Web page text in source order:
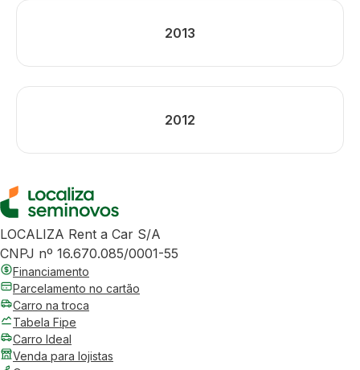
2013
2012
LOCALIZA Rent a Car S/A
CNPJ nº 16.670.085/0001-55
Financiamento
Parcelamento no cartão
Carro na troca
Tabela Fipe
Carro Ideal
Venda para lojistas